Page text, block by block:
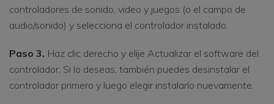
controladores de sonido, video y juegos (o el campo de
audio/sonido) y selecciona el controlador instalado.
Paso 3. Haz clic derecho y elije Actualizar el software del
controlador. Si lo deseas, también puedes desinstalar el
controlador primero y luego elegir instalarlo nuevamente.